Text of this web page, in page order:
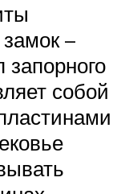
–
собой